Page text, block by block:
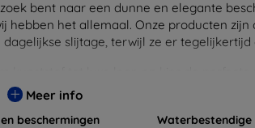
bent naar een dunne en elegante
hebben het allemaal. Onze producten
slijtage, terwijl ze er tegelijkertijd
en andere accessoires te kijken voor een
die het verdient!
Meer info
beschermingen Waterbestendige